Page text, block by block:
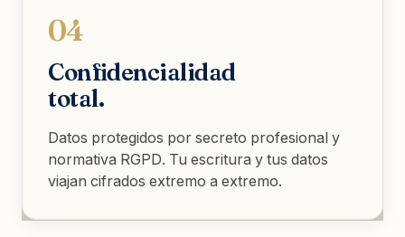
04
Confidencialidad
total.
Datos protegidos por secreto profesional y
normativa RGPD. Tu escritura y tus datos
viajan cifrados extremo a extremo.